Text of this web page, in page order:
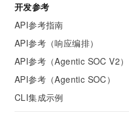
开发参考
API参考指南
API参考（响应编排）
API参考（Agentic SOC V2）
API参考（Agentic SOC）
CLI集成示例